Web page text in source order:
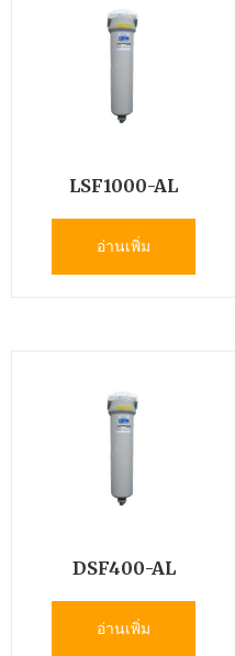
LSF1000-AL
อ่านเพิ่ม
DSF400-AL
อ่านเพิ่ม